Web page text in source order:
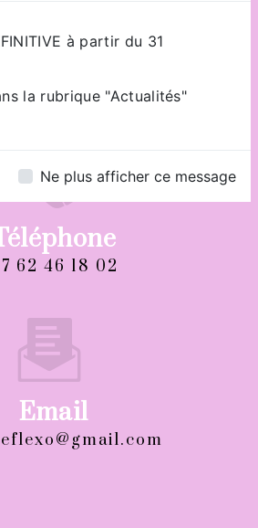
à partir du 31
la rubrique "Actualités"
Ne plus afficher ce message
Adresse
TIERCELET
07 62 46 18 02
Email